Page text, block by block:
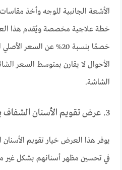
الأشعة الجانبية للوجه وأخذ
الأحوال لا يقارن بمتوسط السعر
الشاشة.
3. عرض تقويم الأسنان الشفاف بـ3500 ريال سعودي فقط
يوفر هذا العرض خيار تقويم
في تحسين مظهر أسنانهم بشكل غير